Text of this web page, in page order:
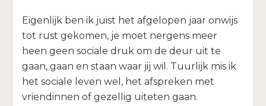
Eigenlijk ben ik juist het afgelopen jaar onwijs
tot rust gekomen, je moet nergens meer
heen geen sociale druk om de deur uit te
gaan, gaan en staan waar jij wil. Tuurlijk mis ik
het sociale leven wel, het afspreken met
vriendinnen of gezellig uiteten gaan.